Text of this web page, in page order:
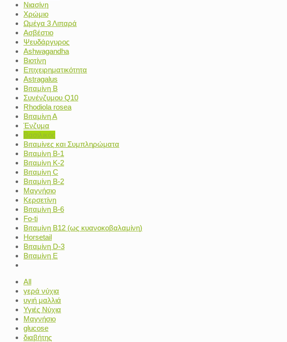
Νιασίνη
Χρώμιο
Ωμέγα 3 Λιπαρά
Ασβέστιο
Ψευδάργυρος
Ashwagandha
Βιοτίνη
Επιχειρηματικότητα
Astragalus
Βιταμίνη B
Συνένζυμου Q10
Rhodiola rosea
Βιταμίνη Α
Ένζυμα
Βασιλικός
Βιταμίνες και Συμπληρώματα
Βιταμίνη Β-1
Βιταμίνη Κ-2
Βιταμίνη C
Βιταμίνη Β-2
Μαγνήσιο
Κερσετίνη
Βιταμίνη Β-6
Fo-ti
Βιταμίνη Β12 (ως κυανοκοβαλαμίνη)
Horsetail
Βιταμίνη D-3
Βιταμίνη Ε
All
γερά νύχια
υγιή μαλλιά
Υγιές Νύχια
Μαγνήσιο
glucose
διαβήτης